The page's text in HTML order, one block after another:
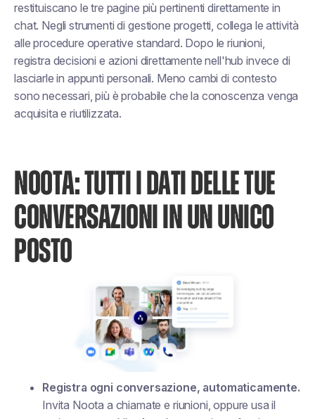
restituiscano le tre pagine più pertinenti direttamente in
chat. Negli strumenti di gestione progetti, collega le attività
alle procedure operative standard. Dopo le riunioni,
registra decisioni e azioni direttamente nell'hub invece di
lasciarle in appunti personali. Meno cambi di contesto
sono necessari, più è probabile che la conoscenza venga
acquisita e riutilizzata.
NOOTA: TUTTI I DATI DELLE TUE
CONVERSAZIONI IN UN UNICO
POSTO
Registra ogni conversazione, automaticamente.
Invita Noota a chiamate e riunioni, oppure usa il